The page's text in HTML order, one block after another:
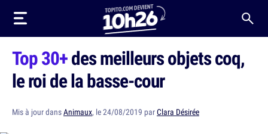
Top 30+des meilleurs objets coq,
le roi de la basse-cour
Mis à jour dansAnimaux, le 24/08/2019 parClara Désirée